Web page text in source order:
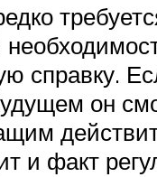
справку.
он
и факт